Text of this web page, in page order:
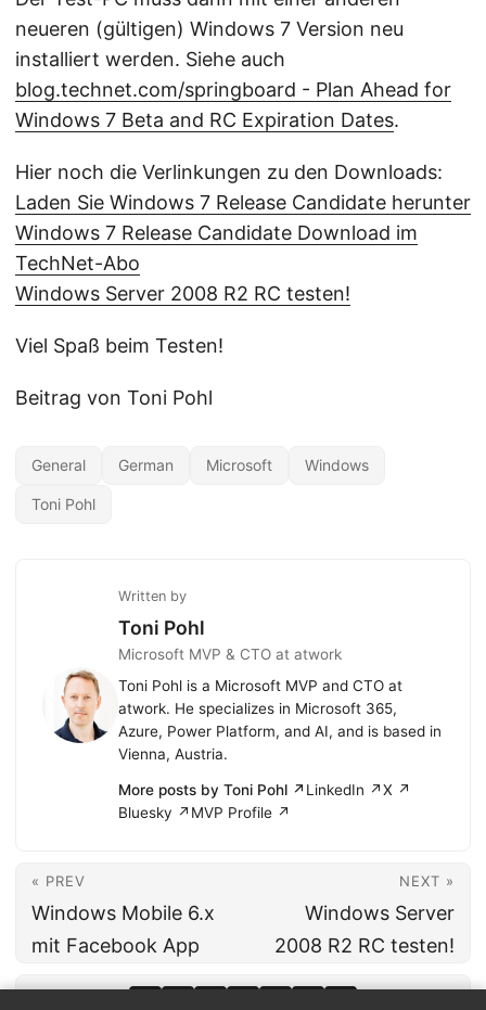
neueren (gültigen) Windows 7 Version neu
installiert werden. Siehe auch
blog.technet.com/springboard - Plan Ahead for
Windows 7 Beta and RC Expiration Dates.
Hier noch die Verlinkungen zu den Downloads:
Laden Sie Windows 7 Release Candidate herunter
Windows 7 Release Candidate Download im
TechNet-Abo
Windows Server 2008 R2 RC testen!
Viel Spaß beim Testen!
Beitrag von Toni Pohl
General German Microsoft Windows
Toni Pohl
Written by
Toni Pohl
Microsoft MVP & CTO at atwork
Toni Pohl is a Microsoft MVP and CTO at
atwork. He specializes in Microsoft 365,
Azure, Power Platform, and AI, and is based in
Vienna, Austria.
More posts by Toni Pohl ↗LinkedIn ↗X ↗
Bluesky ↗ MVP Profile ↗
« PREV
Windows Mobile 6.x
mit Facebook App
NEXT »
Windows Server
2008 R2 RC testen!